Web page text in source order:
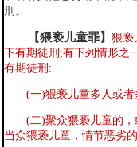
刑。
【猥亵儿童罪】 猥亵
下有期徒刑;有下列情形之
有期徒刑:
(一)猥亵儿童多人或
(二)聚众猥亵儿童的，
当众猥亵儿童 ，情节恶劣